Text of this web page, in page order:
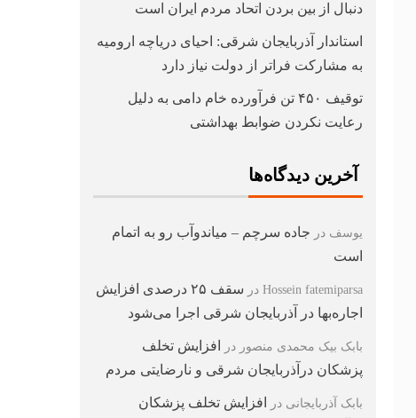
دنبال از بین بردن اتحاد مردم ایران است
استاندار آذربایجان شرقی: احیای دریاچه ارومیه
به مشارکت فراتر از دولت نیاز دارد
توقیف ۴۵۰ تن فرآورده خام دامی به دلیل
رعایت نکردن ضوابط بهداشتی
آخرین دیدگاه‌ها
یوسف در جاده سرچم – میاندوآب رو به اتمام
است
Hossein fatemiparsa در
سقف ۲۵ درصدی افزایش
اجاره‌بها در آذربایجان شرقی اجرا می‌شود
بابک بیک محمدی منصور در
افزایش تخلف
پزشکان درآذربایجان شرقی و نارضایتی مردم
بابک آذربایجانی در
افزایش تخلف پزشکان